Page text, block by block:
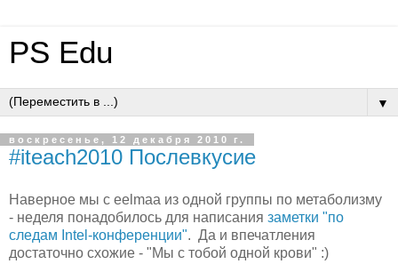
PS Edu
▼
воскресенье, 12 декабря 2010 г.
#iteach2010 Послевкусие
Наверное мы с eelmaa из одной группы по метаболизму
- неделя понадобилось для написания заметки "по
следам Intel-конференции". Да и впечатления
достаточно схожие - "Мы с тобой одной крови" :)